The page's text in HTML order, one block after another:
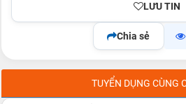
LƯU TIN
Chia sẻ
TUYỂN DỤNG CÙNG